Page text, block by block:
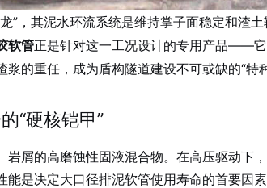
”，其泥水环流系统是维持掌子面稳定和渣
软管正是针对这一工况设计的专用产品——它
的重任，成为盾构隧道建设不可或缺的“特种
“硬核铠甲”
屑的高磨蚀性固液混合物。在高压驱动下
是决定大口径排泥软管使用寿命的首要因素